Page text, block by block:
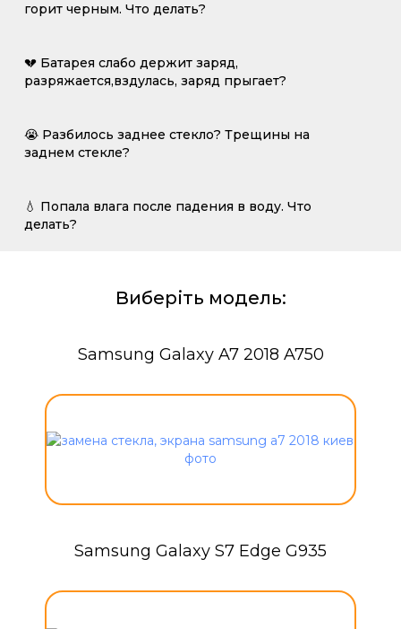
горит черным. Что делать?
💔 Батарея слабо держит заряд,
разряжается,вздулась, заряд прыгает?
😭 Разбилось заднее стекло? Трещины на
заднем стекле?
💧 Попала влага после падения в воду. Что
делать?
Виберіть модель:
Samsung Galaxy A7 2018 A750
Samsung Galaxy S7 Edge G935